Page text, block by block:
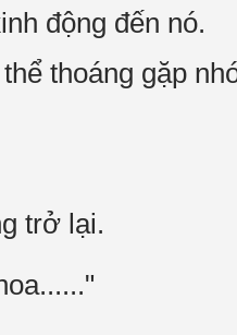
động đến nó.
thoáng gặp
trở lại.